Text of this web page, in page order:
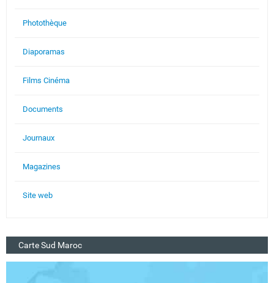
Photothèque
Diaporamas
Films Cinéma
Documents
Journaux
Magazines
Site web
Carte Sud Maroc